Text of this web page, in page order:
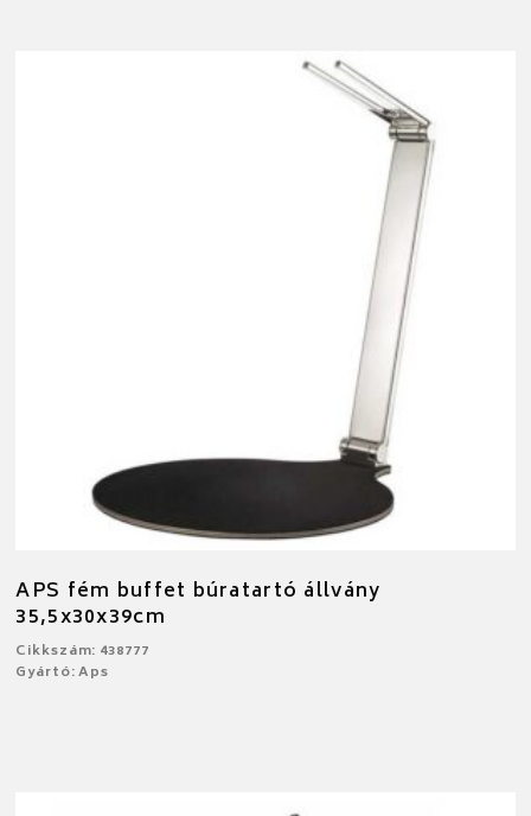
APS fém buffet búratartó állvány
35,5x30x39cm
Cikkszám: 438777
Gyártó: Aps